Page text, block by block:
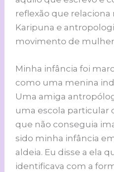
reflexão que
Karipuna e
movimento de
Minha infância foi
como uma menina
Uma amiga
uma escola particular
que não conseguia
sido minha infância
aldeia. Eu disse a ela
identificava com a